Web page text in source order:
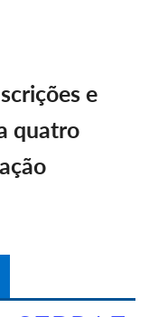
e
quatro